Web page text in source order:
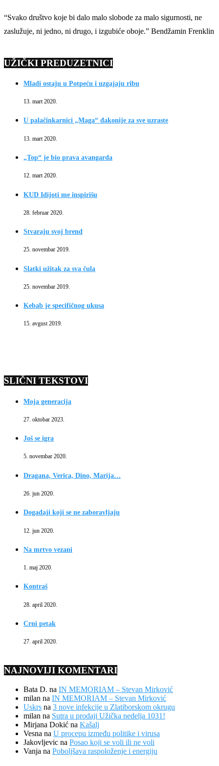
“Svako društvo koje bi dalo malo slobode za malo sigurnosti, ne
zaslužuje, ni jedno, ni drugo, i izgubiće oboje.” Bendžamin Frenklin
UŽIČKI PREDUZETNICI
Mladi ostaju u Potpeću i uzgajaju ribu
13. mart 2020.
U palačinkarnici „Maga“ đakonije za sve uzraste
13. mart 2020.
„Top“ je bio prava avangarda
12. mart 2020.
KUD Idijoti me inspirišu
28. februar 2020.
Stvaraju svoj brend
25. novembar 2019.
Slatki užitak za sva čula
25. novembar 2019.
Kebab je specifičnog ukusa
15. avgust 2019.
SLIČNI TEKSTOVI
Moja generacija
27. oktobar 2023.
Još se igra
5. novembar 2020.
Dragana, Verica, Dino, Marija…
26. jun 2020.
Događaji koji se ne zaboravljaju
12. jun 2020.
Na mrtvo vezani
1. maj 2020.
Kontraš
28. april 2020.
Crni petak
27. april 2020.
NAJNOVIJI KOMENTARI
Bata D. na IN MEMORIAM – Stevan Mirković
milan na IN MEMORIAM – Stevan Mirković
Uskrs na 3 nove infekcije u Zlatiborskom okrugu
milan na Sutra u prodaji Užička nedelja 1031!
Mirjana Dokić na Kašalj
Vesna na U procepu između politike i virusa
Jakovljevic na Posao koji se voli ili ne voli
Vanja na Poboljšava raspoloženje i energiju